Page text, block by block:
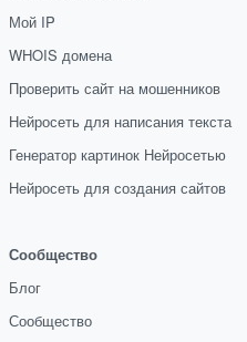
Мой IP
WHOIS домена
Проверить сайт на мошенников
Нейросеть для написания текста
Генератор картинок Нейросетью
Нейросеть для создания сайтов
Сообщество
Блог
Сообщество